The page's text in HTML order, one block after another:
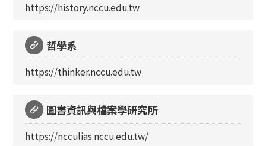
https://history.nccu.edu.tw
哲學系
https://thinker.nccu.edu.tw
圖書資訊與檔案學研究所
https://ncculias.nccu.edu.tw/